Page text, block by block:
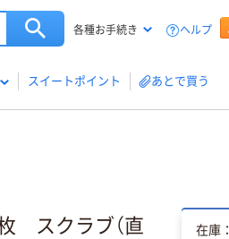
各種お手続き ヘルプ
スイートポイント あとで買う
スクラブ（直
在庫：